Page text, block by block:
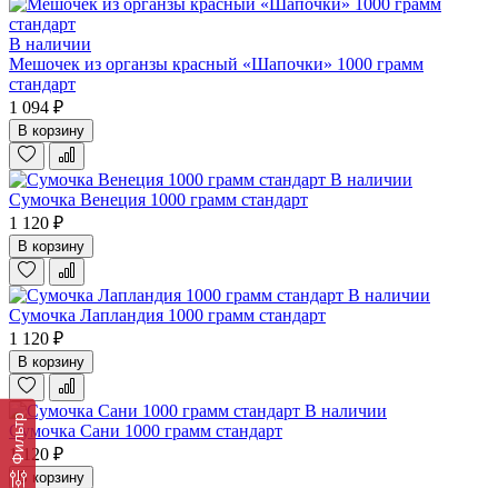
В наличии
Мешочек из органзы красный «Шапочки» 1000 грамм
стандарт
1 094 ₽
В корзину
В наличии
Сумочка Венеция 1000 грамм стандарт
1 120 ₽
В корзину
В наличии
Сумочка Лапландия 1000 грамм стандарт
1 120 ₽
В корзину
В наличии
Сумочка Сани 1000 грамм стандарт
1 120 ₽
В корзину
Фильтр